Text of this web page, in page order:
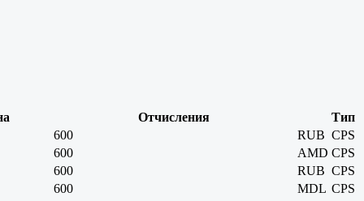
Отчисления
Тип
600
RUB CPS
600
AMD CPS
600
RUB CPS
600
MDL CPS